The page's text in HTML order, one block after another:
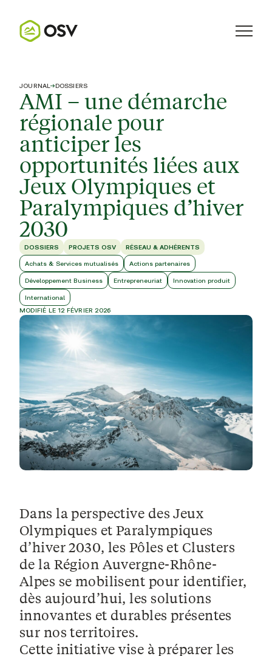
JOURNAL→DOSSIERS
AMI – une démarche
régionale pour
anticiper les
opportunités liées aux
Jeux Olympiques et
Paralympiques d’hiver
2030
DOSSIERS PROJETS OSV RÉSEAU & ADHÉRENTS
Achats & Services mutualisés Actions partenaires
Développement Business Entrepreneuriat Innovation produit
International
MODIFIÉ LE 12 FÉVRIER 2026
Dans la perspective desJeux
Olympiques et Paralympiques
d’hiver 2030, les Pôles et Clusters
de la Région Auvergne-Rhône-
Alpes se mobilisent pour identifier,
dès aujourd’hui, les solutions
innovantes et durables présentes
sur nos territoires.
Cette initiative vise àpréparer les